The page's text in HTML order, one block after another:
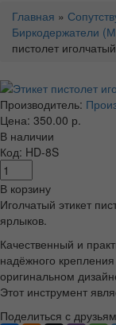
Главная »
Биркодержатели
пистолет
Производитель:
Цена: 350.00 р.
В наличии
Код: HD-8S
В корзину
Иголчатый этикет
ярлыков.
Качественный и
надёжного
оригинальном
Этот инструмент
Поделиться с